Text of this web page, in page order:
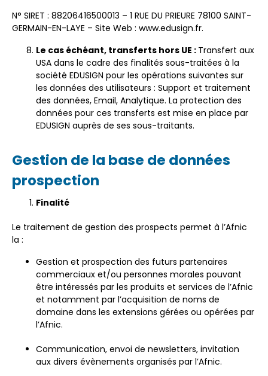
N° SIRET : 88206416500013 – 1 RUE DU PRIEURE 78100 SAINT-
GERMAIN-EN-LAYE – Site Web : www.edusign.fr.
Le cas échéant, transferts hors UE : Transfert aux
USA dans le cadre des finalités sous-traitées à la
société EDUSIGN pour les opérations suivantes sur
les données des utilisateurs : Support et traitement
des données, Email, Analytique. La protection des
données pour ces transferts est mise en place par
EDUSIGN auprès de ses sous-traitants.
Gestion de la base de données
prospection
Finalité
Le traitement de gestion des prospects permet à l’Afnic
la :
Gestion et prospection des futurs partenaires
commerciaux et/ou personnes morales pouvant
être intéressés par les produits et services de l’Afnic
et notamment par l’acquisition de noms de
domaine dans les extensions gérées ou opérées par
l’Afnic.
Communication, envoi de newsletters, invitation
aux divers évènements organisés par l’Afnic.